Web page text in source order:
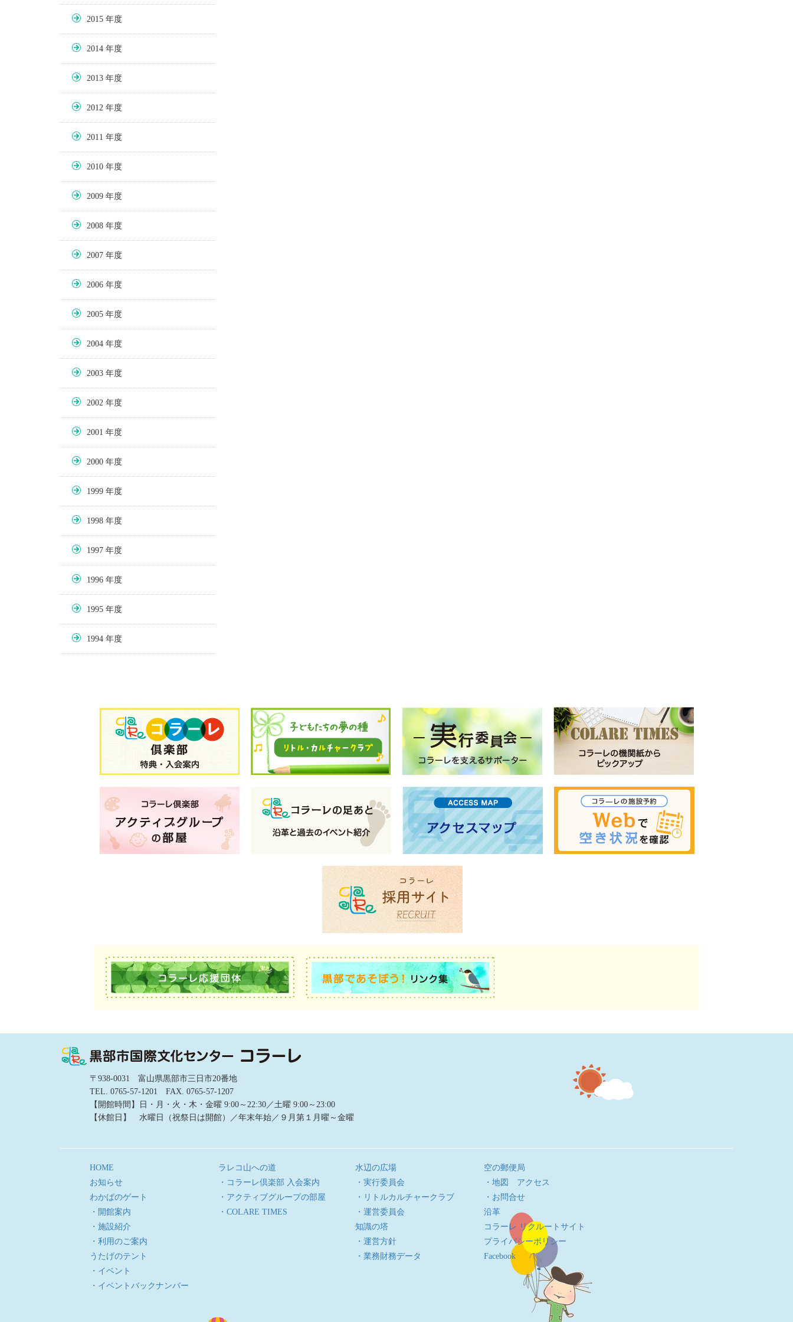
2015
2014
2013
2012
2011
2010
2009
2008
2007
2006
2005
2004
2003
2002
2001
2000
1999
1998
1997
1996
1995
1994
〒938-0031 富山県黒部市三日市20番地
TEL. 0765-57-1201 FAX. 0765-57-1207
【開館時間】日・月・火・木・金曜 9:00～22:30／土曜 9:00～23:00
【休館日】 水曜日（祝祭日は開館）／年末年始／９月第１月曜～金曜
HOME
お知らせ
わかばのゲート
・開館案内
・施設紹介
・利用のご案内
うたげのテント
・イベント
・イベントバックナンバー
ラレコ山への道
・コラーレ倶楽部 入会案内
・アクティブグループの部屋
・COLARE TIMES
水辺の広場
・実行委員会
・リトルカルチャークラブ
・運営委員会
知識の塔
・運営方針
・業務財務データ
空の郵便局
・地図 アクセス
・お問合せ
沿革
コラーレ リクルートサイト
プライバシーポリシー
Facebook